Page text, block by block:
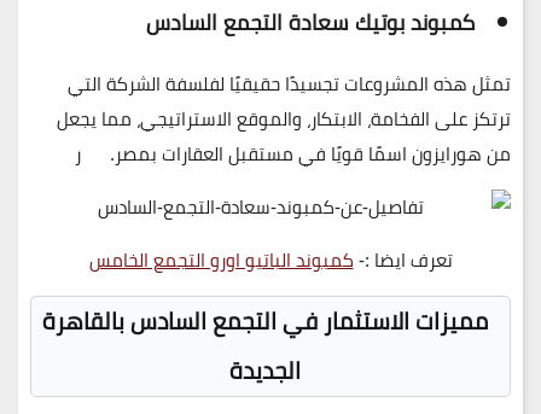
كمبوند بوتيك سعادة التجمع السادس
تمثل هذه المشروعات تجسيدًا حقيقيًا لفلسفة الشركة التي
ترتكز علىالفخامة، الابتكار، والموقع الاستراتيجي، مما يجعل
من هورايزون اسمًا قويًا في مستقبل العقارات بمصر. ر
تعرف ايضا :-كمبوند الباتيو اورو التجمع الخامس
مميزات الاستثمار في التجمع السادس بالقاهرة
الجديدة